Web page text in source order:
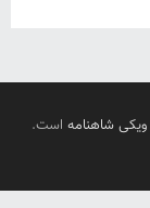
ویکی شاهنامه است.